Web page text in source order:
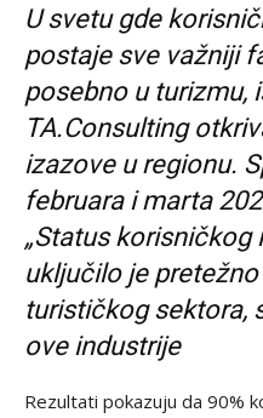
U svetu gde
postaje sve važniji
posebno u turizmu,
TA.Consulting
izazove u regionu.
februara i marta
„Status korisničkog
uključilo je
turističkog sektora,
ove industrije
Rezultati pokazuju da 90%